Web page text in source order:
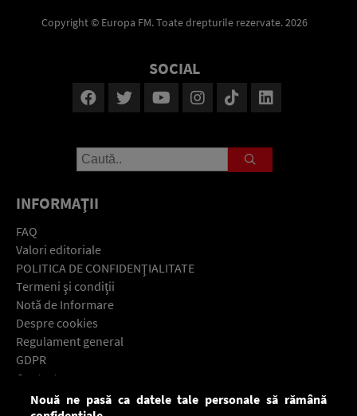
Copyright © Europa FM. Toate drepturile rezervate. 2026
SOCIAL
INFORMAŢII
FAQ
Valori editoriale
POLITICA DE CONFIDENŢIALITATE
Termeni şi condiţii
Notă de Informare
Despre cookies
Regulament general
GDPR
Contact
Descarcă gratuit aplicaţia Europa FM pentru smartphone:
Nouă ne pasă ca datele tale personale să rămână